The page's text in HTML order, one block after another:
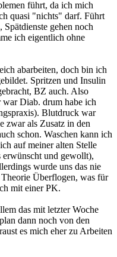
führt, da ich mich
quasi "nichts" darf. Führt
gehen noch
ich eigentlich ohne
abarbeiten, doch bin ich
Spritzen und Insulin
BZ auch. Also
war Diab. drum habe ich
Blutdruck war
zwar als Zusatz in den
schon. Waschen kann ich
auf meiner alten Stelle
erwünscht und gewollt),
wurde uns das nie
Überflogen, was für
mit einer PK.
das mit letzter Woche
dann noch von den
es mich eher zu Arbeiten